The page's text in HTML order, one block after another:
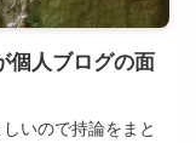
個人ブログの面
いので持論をまと